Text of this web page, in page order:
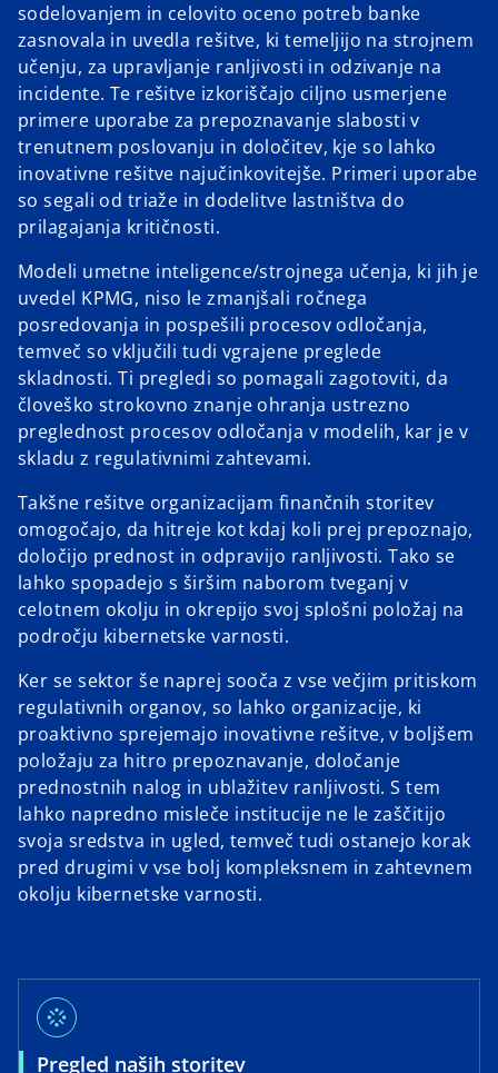
sodelovanjem in celovito oceno potreb banke
zasnovala in uvedla rešitve, ki temeljijo na strojnem
učenju, za upravljanje ranljivosti in odzivanje na
incidente. Te rešitve izkoriščajo ciljno usmerjene
primere uporabe za prepoznavanje slabosti v
trenutnem poslovanju in določitev, kje so lahko
inovativne rešitve najučinkovitejše. Primeri uporabe
so segali od triaže in dodelitve lastništva do
prilagajanja kritičnosti.
Modeli umetne inteligence/strojnega učenja, ki jih je
uvedel KPMG, niso le zmanjšali ročnega
posredovanja in pospešili procesov odločanja,
temveč so vključili tudi vgrajene preglede
skladnosti. Ti pregledi so pomagali zagotoviti, da
človeško strokovno znanje ohranja ustrezno
preglednost procesov odločanja v modelih, kar je v
skladu z regulativnimi zahtevami.
Takšne rešitve organizacijam finančnih storitev
omogočajo, da hitreje kot kdaj koli prej prepoznajo,
določijo prednost in odpravijo ranljivosti. Tako se
lahko spopadejo s širšim naborom tveganj v
celotnem okolju in okrepijo svoj splošni položaj na
področju kibernetske varnosti.
Ker se sektor še naprej sooča z vse večjim pritiskom
regulativnih organov, so lahko organizacije, ki
proaktivno sprejemajo inovativne rešitve, v boljšem
položaju za hitro prepoznavanje, določanje
prednostnih nalog in ublažitev ranljivosti. S tem
lahko napredno misleče institucije ne le zaščitijo
svoja sredstva in ugled, temveč tudi ostanejo korak
pred drugimi v vse bolj kompleksnem in zahtevnem
okolju kibernetske varnosti.
stream
Pregled naših storitevo